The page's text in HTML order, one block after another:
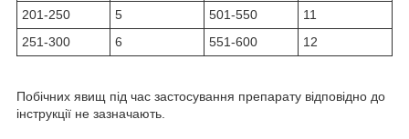
201-250
5 501-550
11
251-300
6 551-600 12
Побічних явищ під час застосування препарату відповідно до
інструкції не зазначають.